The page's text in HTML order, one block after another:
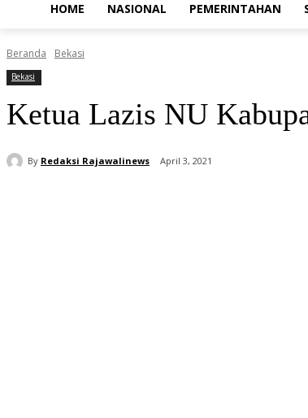
HOME NASIONAL PEMERINTAHAN
Beranda Bekasi
Bekasi
Ketua Lazis NU
By Redaksi Rajawalinews April 3, 2021